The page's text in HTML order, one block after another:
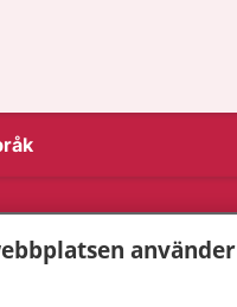
använder